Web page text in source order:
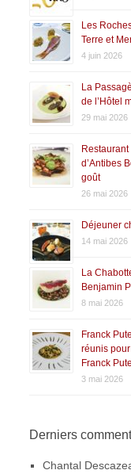
Les
Terre et
4 juin 2026
La
de l’Hôtel
29 mai 2026
d’Antibes
goût
26 mai 2026
Déjeuner
14 mai 2026
La
Benjamin
8 mai 2026
Franck
réunis
Franck
3 mai 2026
Derniers
Chantal